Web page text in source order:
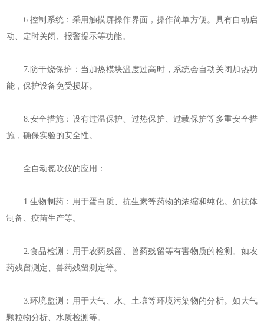
6.控制系统：采用触摸屏操作界面，操作简单方便。具有自动启
动、定时关闭、报警提示等功能。
7.防干烧保护：当加热模块温度过高时，系统会自动关闭加热功
能，保护设备免受损坏。
8.安全措施：设有过温保护、过热保护、过载保护等多重安全措
施，确保实验的安全性。
全自动氮吹仪的应用：
1.生物制药：用于蛋白质、抗生素等药物的浓缩和纯化。如抗体
制备、疫苗生产等。
2.食品检测：用于农药残留、兽药残留等有害物质的检测。如农
药残留测定、兽药残留测定等。
3.环境监测：用于大气、水、土壤等环境污染物的分析。如大气
颗粒物分析、水质检测等。